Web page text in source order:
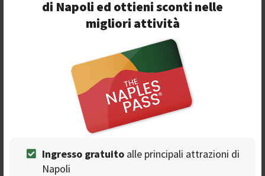
di Napoli ed ottieni sconti nelle
migliori attività
Ingresso gratuito alle principali attrazioni di
Napoli